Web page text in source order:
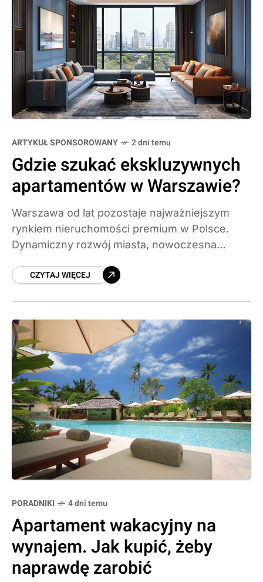
ARTYKUŁ SPONSOROWANY 2 dni temu
Gdzie szukać ekskluzywnych
apartamentów w Warszawie?
Warszawa od lat pozostaje najważniejszym
rynkiem nieruchomości premium w Polsce.
Dynamiczny rozwój miasta, nowoczesna
nabywców sprawiają, że inwestycje klasy
CZYTAJ WIĘCEJ
PORADNIKI 4 dni temu
Apartament wakacyjny na
wynajem. Jak kupić, żeby
naprawdę zarobić